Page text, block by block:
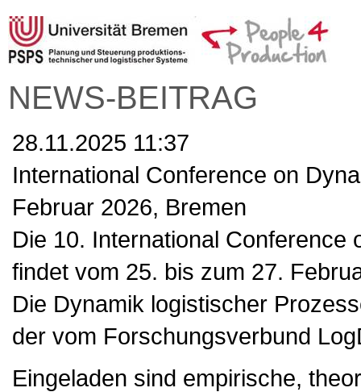
NEWS-BEITRAG
28.11.2025 11:37
International Conference on
Februar 2026, Bremen
Die 10. International
findet vom 25. bis zum 27.
Die Dynamik logistischer
der vom Forschungsverbund
Eingeladen sind empirische,